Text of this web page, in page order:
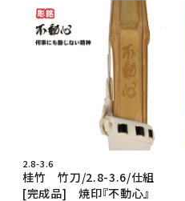
2.8-3.6
桂竹 竹刀/2.8-3.6/仕組
[完成品] 焼印『不動心』